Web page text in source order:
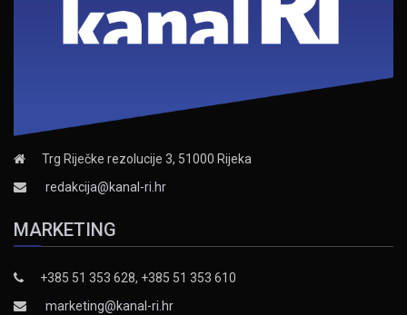
Trg Riječke rezolucije 3, 51000 Rijeka
redakcija@kanal-ri.hr
MARKETING
+385 51 353 628, +385 51 353 610
marketing@kanal-ri.hr